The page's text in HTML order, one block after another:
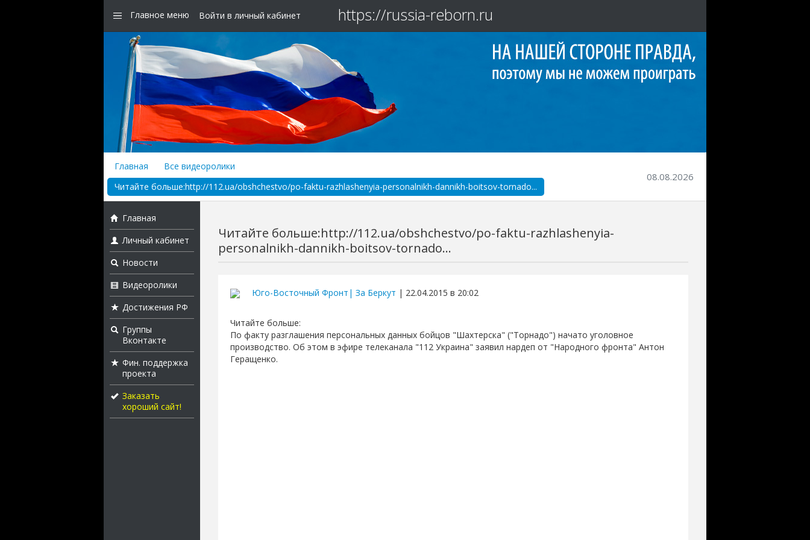
Главное меню Войти в личный кабинет https://russia-reborn.ru
Главная
Все видеоролики
Читайте больше:http://112.ua/obshchestvo/po-faktu-razhlashenyia-personalnikh-dannikh-boitsov-tornado...
08.08.2026
Главная
Личный кабинет
Новости
Видеоролики
Достижения РФ
Группы
Вконтакте
Фин. поддержка
проекта
Заказать
хороший сайт!
Читайте больше:http://112.ua/obshchestvo/po-faktu-razhlashenyia-
personalnikh-dannikh-boitsov-tornado...
Юго-Восточный Фронт| За Беркут | 22.04.2015 в 20:02
Читайте больше:
По факту разглашения персональных данных бойцов "Шахтерска" ("Торнадо") начато уголовное
производство. Об этом в эфире телеканала "112 Украина" заявил нардеп от "Народного фронта" Антон
Геращенко.